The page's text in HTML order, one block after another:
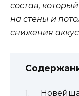
состав,
на стены и
снижения